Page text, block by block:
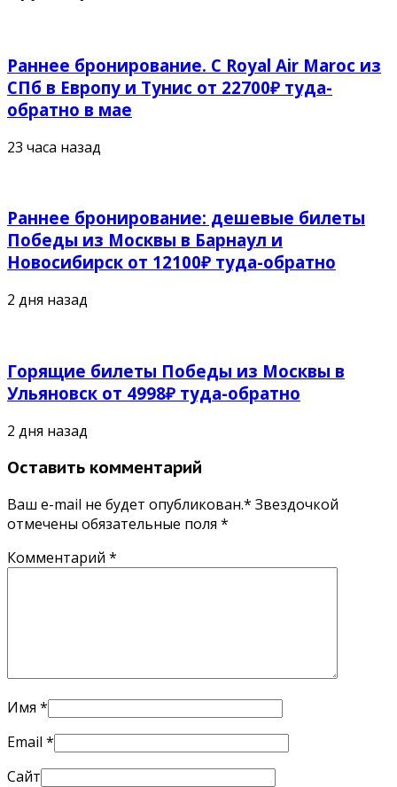
Раннее бронирование. С Royal Air Maroc из
СПб в Европу и Тунис от 22700₽ туда-
обратно в мае
23 часа назад
Раннее бронирование: дешевые билеты
Победы из Москвы в Барнаул и
Новосибирск от 12100₽ туда-обратно
2 дня назад
Горящие билеты Победы из Москвы в
Ульяновск от 4998₽ туда-обратно
2 дня назад
Оставить комментарий
Ваш e-mail не будет опубликован.* Звездочкой
отмечены обязательные поля *
Комментарий *
Имя *
Email *
Сайт